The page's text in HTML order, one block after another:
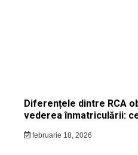
Diferențele dintre RCA
vederea înmatriculării:
februarie 18, 2026